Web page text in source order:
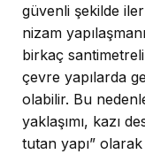
güvenli şekilde
nizam
birkaç
çevre yapılarda
olabilir. Bu
yaklaşımı, kazı
tutan yapı”